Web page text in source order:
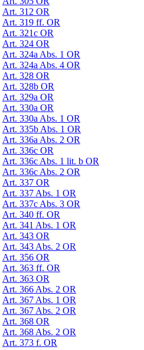
Art. 312 OR
Art. 319 ff. OR
Art. 321c OR
Art. 324 OR
Art. 324a Abs. 1 OR
Art. 324a Abs. 4 OR
Art. 328 OR
Art. 328b OR
Art. 329a OR
Art. 330a OR
Art. 330a Abs. 1 OR
Art. 335b Abs. 1 OR
Art. 336a Abs. 2 OR
Art. 336c OR
Art. 336c Abs. 1 lit. b OR
Art. 336c Abs. 2 OR
Art. 337 OR
Art. 337 Abs. 1 OR
Art. 337c Abs. 3 OR
Art. 340 ff. OR
Art. 341 Abs. 1 OR
Art. 343 OR
Art. 343 Abs. 2 OR
Art. 356 OR
Art. 363 ff. OR
Art. 363 OR
Art. 366 Abs. 2 OR
Art. 367 Abs. 1 OR
Art. 367 Abs. 2 OR
Art. 368 OR
Art. 368 Abs. 2 OR
Art. 373 f. OR